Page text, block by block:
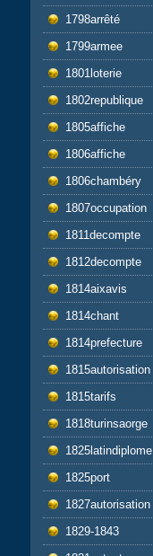
1798arrêté
1799armee
1801loterie
1802republique
1805affiche
1806affiche
1806chambéry
1807occupation
1811decompte
1812decompte
1814aixavis
1814chant
1814prefecture
1815autorisation
1815tarifs
1818turinsaorge
1825latindiplome
1825port
1827autorisation
1829-1843